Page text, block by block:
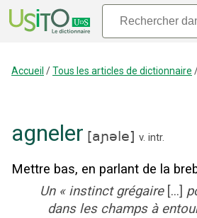
Accueil /Tous les articles de dictionnaire
agneler [aɲəle] v. intr.
Mettre bas, en parlant de la
Un « instinct grégaire [...]
dans les champs à